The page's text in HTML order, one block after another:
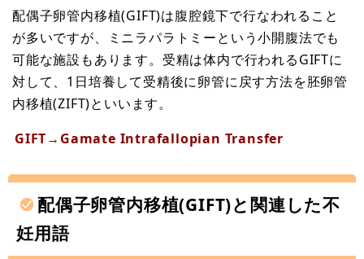
配偶子卵管内移植(GIFT)は腹腔鏡下で行なわれること
が多いですが、ミニラパラトミーという小開腹法でも
可能な施設もあります。受精は体内で行われるGIFTに
対して、1日培養して受精後に卵管に戻す方法を胚卵管
内移植(ZIFT)といいます。
GIFT→Gamate Intrafallopian Transfer
配偶子卵管内移植(GIFT)と関連した不
妊用語